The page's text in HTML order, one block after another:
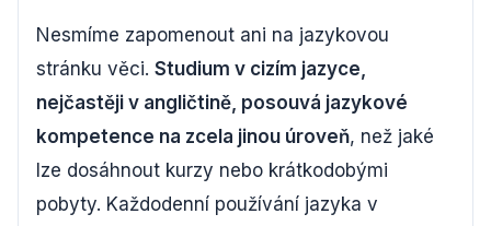
Nesmíme zapomenout ani na jazykovou
stránku věci. Studium v cizím jazyce,
nejčastěji v angličtině, posouvá jazykové
kompetence na zcela jinou úroveň, než jaké
lze dosáhnout kurzy nebo krátkodobými
pobyty. Každodenní používání jazyka v